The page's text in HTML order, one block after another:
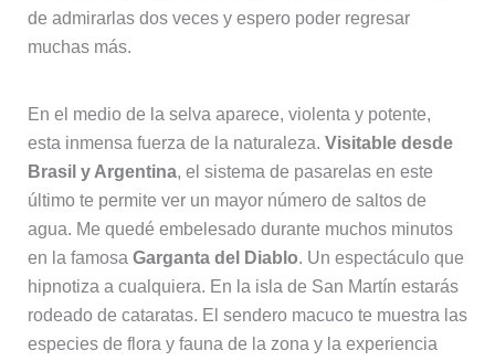
de admirarlas dos veces y espero poder regresar
muchas más.
En el medio de la selva aparece, violenta y potente,
esta inmensa fuerza de la naturaleza. Visitable desde
Brasil y Argentina, el sistema de pasarelas en este
último te permite ver un mayor número de saltos de
agua. Me quedé embelesado durante muchos minutos
en la famosa Garganta del Diablo. Un espectáculo que
hipnotiza a cualquiera. En la isla de San Martín estarás
rodeado de cataratas. El sendero macuco te muestra las
especies de flora y fauna de la zona y la experiencia